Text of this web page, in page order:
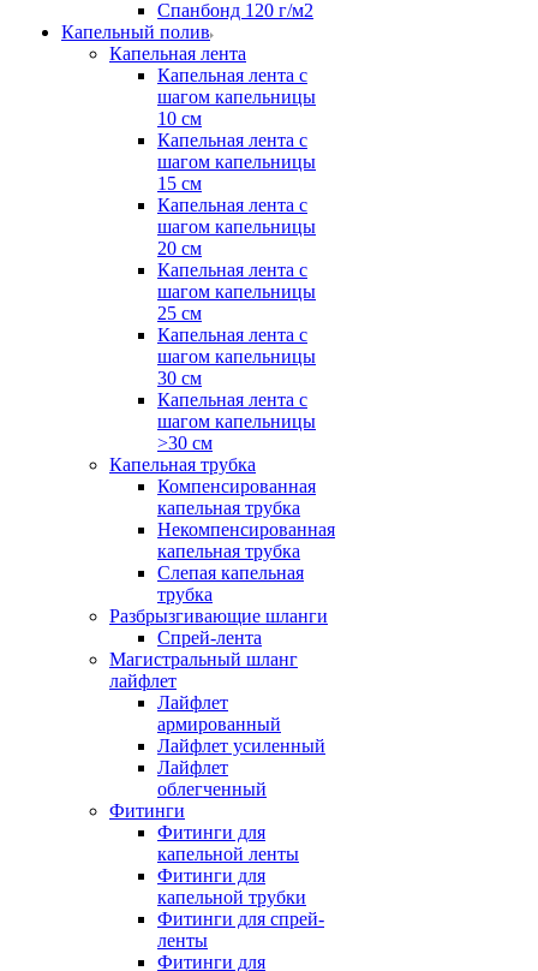
Спанбонд 120 г/м2
Капельный полив
Капельная лента
Капельная лента с
шагом капельницы
10 см
Капельная лента с
шагом капельницы
15 см
Капельная лента с
шагом капельницы
20 см
Капельная лента с
шагом капельницы
25 см
Капельная лента с
шагом капельницы
30 см
Капельная лента с
шагом капельницы
>30 см
Капельная трубка
Компенсированная
капельная трубка
Некомпенсированная
капельная трубка
Слепая капельная
трубка
Разбрызгивающие шланги
Спрей-лента
Магистральный шланг
лайфлет
Лайфлет
армированный
Лайфлет усиленный
Лайфлет
облегченный
Фитинги
Фитинги для
капельной ленты
Фитинги для
капельной трубки
Фитинги для спрей-
ленты
Фитинги для